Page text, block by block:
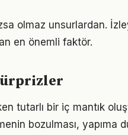
olmaz unsurlardan.
en önemli faktör.
tutarlı bir iç mantık
bozulması, yapıma